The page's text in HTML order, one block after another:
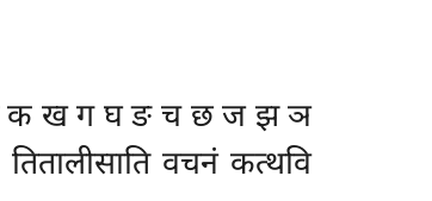
औ क ख ग घ ङ च छ ज झ ञ
वचनं कत्थवि